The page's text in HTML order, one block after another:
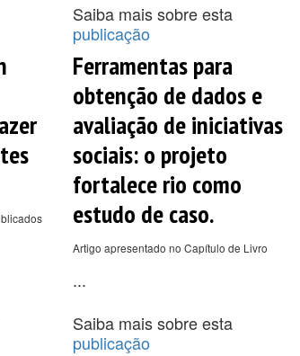
Saiba mais sobre esta
publicação
Ferramentas para
obtenção de dados e
avaliação de iniciativas
sociais: o projeto
fortalece rio como
estudo de caso.
Artigo apresentado no Capítulo de Livro
...
Saiba mais sobre esta
publicação